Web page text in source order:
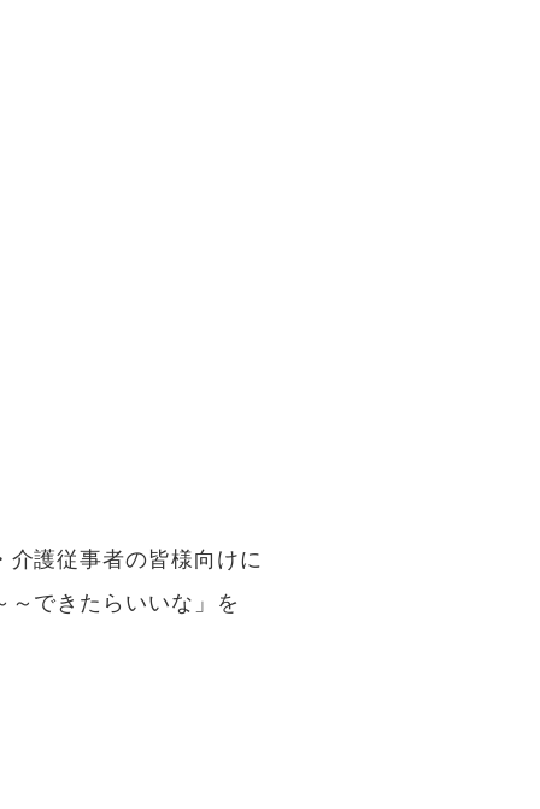
介護従事者の皆様向けに
～できたらいいな」を